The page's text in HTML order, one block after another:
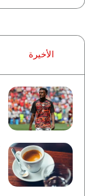
الأخيرة